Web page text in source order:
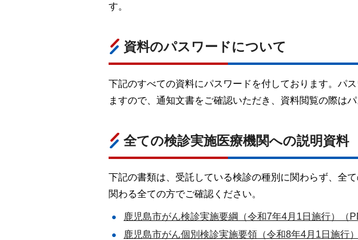
す。
資料のパスワードについて
下記のすべての資料にパスワードを付しております。パ
ますので、通知文書をご確認いただき、資料閲覧の際は
全ての検診実施医療機関への説明資料
下記の書類は、受託している検診の種別に関わらず、全
関わる全ての方でご確認ください。
鹿児島市がん検診実施要綱（令和7年4月1日施行）（
鹿児島市がん個別検診実施要領（令和8年4月1日施行